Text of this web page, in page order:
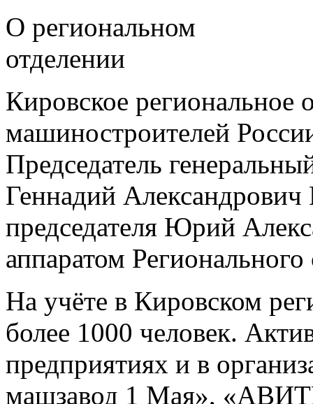
О региональном
отделении
Кировское региональное
машиностроителей
Председатель
Геннадий
председателя Юрий
аппаратом Регионального
На учёте в Кировском
более 1000 человек.
предприятиях и в
машзавод 1 Мая»,